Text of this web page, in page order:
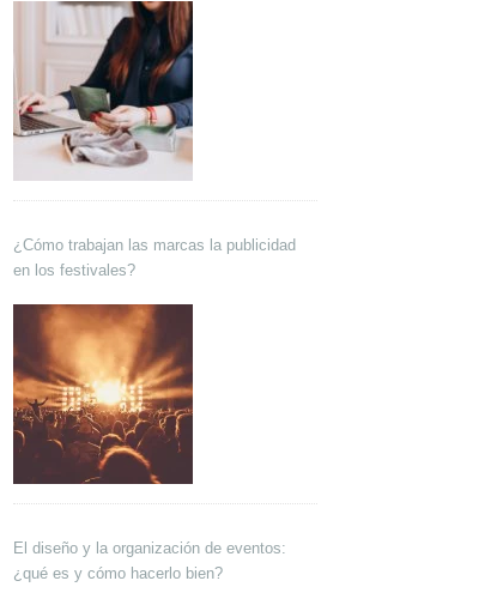
¿Cómo trabajan las marcas la publicidad
en los festivales?
El diseño y la organización de eventos:
¿qué es y cómo hacerlo bien?